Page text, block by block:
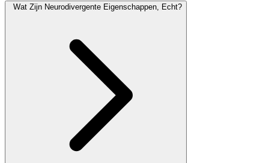
Wat Zijn Neurodivergente Eigenschappen, Echt?